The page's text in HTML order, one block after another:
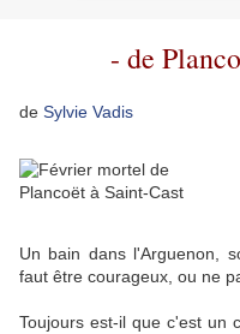
- de
de Sylvie Vadis
Un bain dans l'Arguenon,
faut être courageux, ou ne
Toujours est-il que c'est un